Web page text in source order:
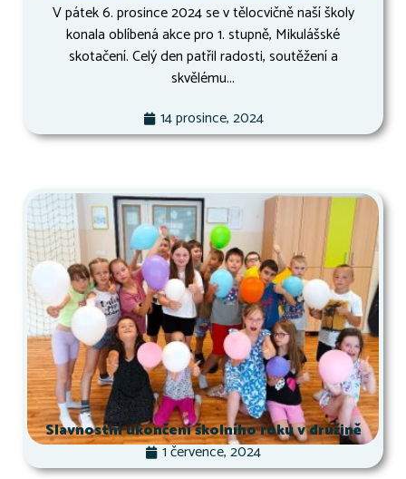
V pátek 6. prosince 2024 se v tělocvičně naší školy
konala oblíbená akce pro 1. stupně, Mikulášské
skotačení. Celý den patřil radosti, soutěžení a
skvělému...
14 prosince, 2024
Slavnostní ukončení školního roku v družině
1 července, 2024